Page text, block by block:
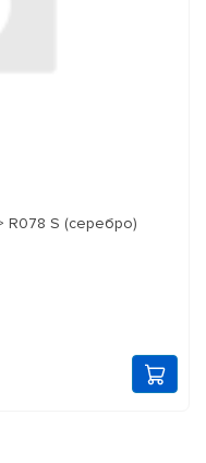
R078 S (серебро)